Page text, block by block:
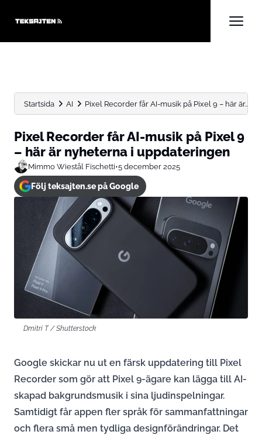
Startsida AI Pixel Recorder får AI-musik på Pixel 9 – här är...
Pixel Recorder får AI-musik på Pixel 9
– här är nyheterna i uppdateringen
Mimmo Wiestål Fischetti•5 december 2025
Följ teksajten.se på Google
Dmitri T / Shutterstock
Google skickar nu ut en färsk uppdatering till Pixel
Recorder som gör att Pixel 9-ägare kan lägga till AI-
skapad bakgrundsmusik i sina ljudinspelningar.
Samtidigt får appen fler språk för sammanfattningar
och flera små men tydliga designförändringar. Det